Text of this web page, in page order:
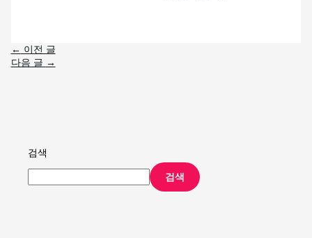
← 이전 글
다음 글 →
검색
검색